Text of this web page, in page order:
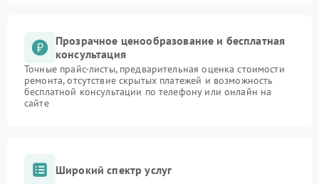
Прозрачное ценообразование и бесплатная
консультация
Точные прайс-листы, предварительная оценка стоимости
ремонта, отсутствие скрытых платежей и возможность
бесплатной консультации по телефону или онлайн на
сайте
Широкий спектр услуг